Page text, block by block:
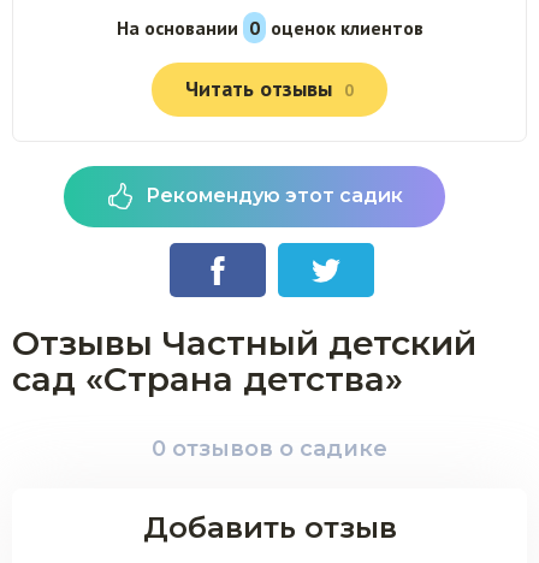
На основании 0 оценок клиентов
Читать отзывы 0
Рекомендую этот садик
Отзывы Частный детский
сад «Страна детства»
0 отзывов о садике
Добавить отзыв